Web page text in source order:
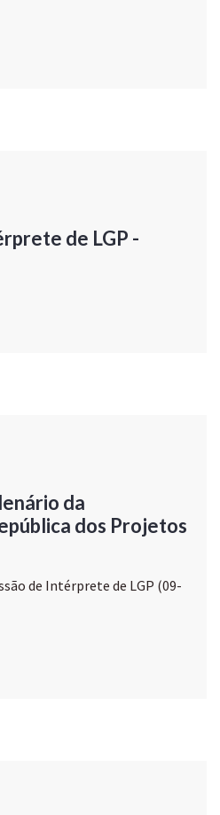
de LGP -
da
dos Projetos
de Intérprete de LGP (09-